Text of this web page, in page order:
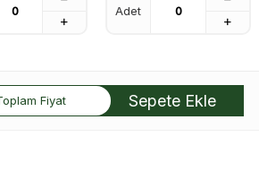
Adet
Fiyat Sepete Ekle